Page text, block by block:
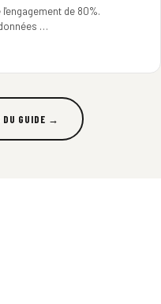
de 80%.
…
DU GUIDE →